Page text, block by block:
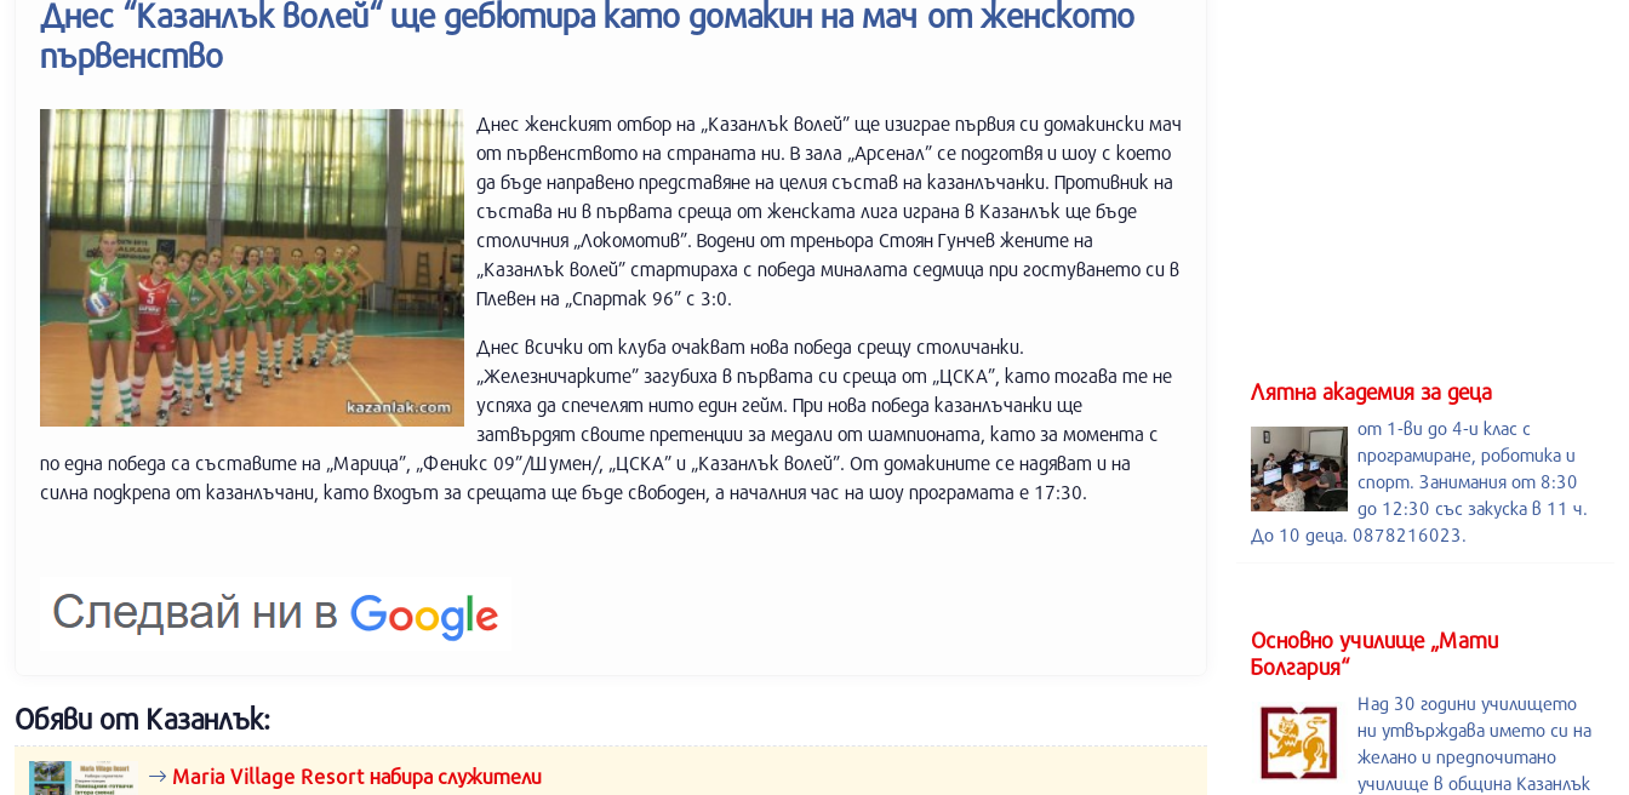
Днес “Казанлък волей“ ще дебютира като домакин на мач от женското
първенство
Днес женският отбор на „Казанлък волей” ще изиграе първия си домакински мач
от първенството на страната ни. В зала „Арсенал” се подготвя и шоу с което
да бъде направено представяне на целия състав на казанлъчанки. Противник на
състава ни в първата среща от женската лига играна в Казанлък ще бъде
столичния „Локомотив”. Водени от треньора Стоян Гунчев жените на
„Казанлък волей” стартираха с победа миналата седмица при гостуването си в
Плевен на „Спартак 96” с 3:0.
Днес всички от клуба очакват нова победа срещу столичанки.
„Железничарките” загубиха в първата си среща от „ЦСКА”, като тогава те не
успяха да спечелят нито един гейм. При нова победа казанлъчанки ще
затвърдят своите претенции за медали от шампионата, като за момента с
по една победа са съставите на „Марица”, „Феникс 09”/Шумен/, „ЦСКА” и „Казанлък волей”. От домакините се надяват и на
силна подкрепа от казанлъчани, като входът за срещата ще бъде свободен, а началния час на шоу програмата е 17:30.
Обяви от Казанлък:
Maria Village Resort набира служители
Лятна академия за деца
от 1-ви до 4-и клас с
програмиране, роботика и
спорт. Занимания от 8:30
до 12:30 със закуска в 11 ч.
До 10 деца. 0878216023.
Основно училище „Мати
Болгария“
Над 30 години училището
ни утвърждава името си на
желано и предпочитано
училище в община Казанлък